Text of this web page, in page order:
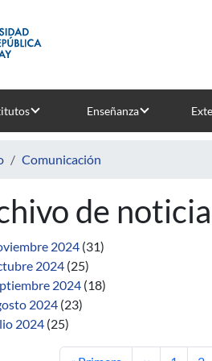
Enseñanza
Comunicación
de
2024 (31)
2024 (25)
2024 (18)
2024 (23)
2024 (25)